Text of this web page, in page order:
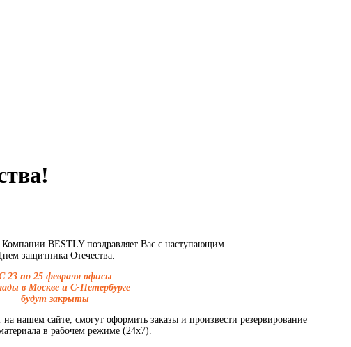
Компании BESTLY поздравляет Вас с наступающим
защитника Отечества.
23 по 25 февраля офисы
в Москве и С-Петербурге
будут закрыты
нашем сайте, смогут оформить заказы и произвести резервирование
в рабочем режиме (24х7).